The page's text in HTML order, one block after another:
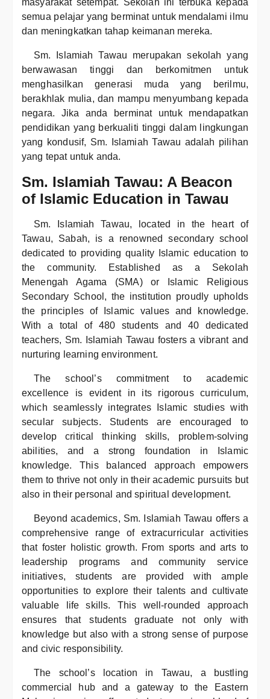
masyarakat setempat. Sekolah ini terbuka kepada
semua pelajar yang berminat untuk mendalami ilmu
dan meningkatkan tahap keimanan mereka.
Sm. Islamiah Tawau merupakan sekolah yang
berwawasan tinggi dan berkomitmen untuk
menghasilkan generasi muda yang berilmu,
berakhlak mulia, dan mampu menyumbang kepada
negara. Jika anda berminat untuk mendapatkan
pendidikan yang berkualiti tinggi dalam lingkungan
yang kondusif, Sm. Islamiah Tawau adalah pilihan
yang tepat untuk anda.
Sm. Islamiah Tawau: A Beacon
of Islamic Education in Tawau
Sm. Islamiah Tawau, located in the heart of
Tawau, Sabah, is a renowned secondary school
dedicated to providing quality Islamic education to
the community. Established as a Sekolah
Menengah Agama (SMA) or Islamic Religious
Secondary School, the institution proudly upholds
the principles of Islamic values and knowledge.
With a total of 480 students and 40 dedicated
teachers, Sm. Islamiah Tawau fosters a vibrant and
nurturing learning environment.
The school’s commitment to academic
excellence is evident in its rigorous curriculum,
which seamlessly integrates Islamic studies with
secular subjects. Students are encouraged to
develop critical thinking skills, problem-solving
abilities, and a strong foundation in Islamic
knowledge. This balanced approach empowers
them to thrive not only in their academic pursuits but
also in their personal and spiritual development.
Beyond academics, Sm. Islamiah Tawau offers a
comprehensive range of extracurricular activities
that foster holistic growth. From sports and arts to
leadership programs and community service
initiatives, students are provided with ample
opportunities to explore their talents and cultivate
valuable life skills. This well-rounded approach
ensures that students graduate not only with
knowledge but also with a strong sense of purpose
and civic responsibility.
The school’s location in Tawau, a bustling
commercial hub and a gateway to the Eastern